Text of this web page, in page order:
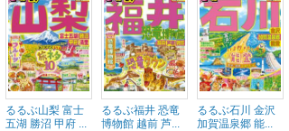
るるぶ山梨 富士
五湖 勝沼 甲府 ...
るるぶ福井 恐竜
博物館 越前 芦...
るるぶ石川 金沢
加賀温泉郷 能...